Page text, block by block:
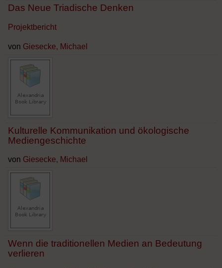
Das Neue Triadische Denken
Projektbericht
von Giesecke, Michael
Kulturelle Kommunikation und ökologische
Mediengeschichte
von Giesecke, Michael
Wenn die traditionellen Medien an Bedeutung
verlieren